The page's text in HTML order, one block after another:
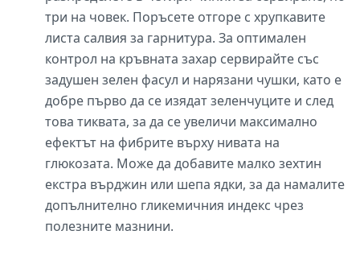
три на човек. Поръсете отгоре с хрупкавите
листа салвия за гарнитура. За оптимален
контрол на кръвната захар сервирайте със
задушен зелен фасул и нарязани чушки, като е
добре първо да се изядат зеленчуците и след
това тиквата, за да се увеличи максимално
ефектът на фибрите върху нивата на
глюкозата. Може да добавите малко зехтин
екстра върджин или шепа ядки, за да намалите
допълнително гликемичния индекс чрез
полезните мазнини.